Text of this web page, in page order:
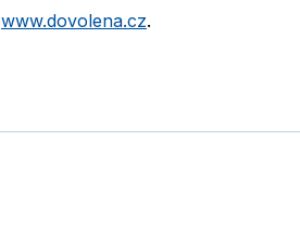
www.dovolena.cz.